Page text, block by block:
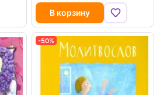
В корзину
-50%